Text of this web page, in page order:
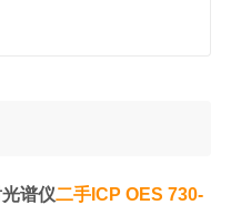
谱仪二手ICP OES 730-